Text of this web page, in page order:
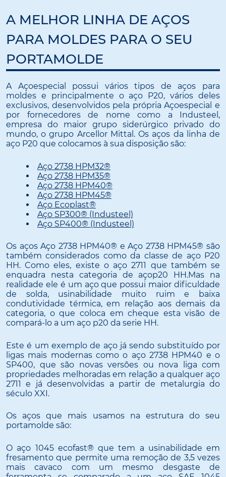
A MELHOR LINHA DE AÇOS
PARA MOLDES PARA O SEU
PORTAMOLDE
A Açoespecial possui vários tipos de aços para
moldes e principalmente o aço P20, vários deles
exclusivos, desenvolvidos pela própria Açoespecial e
por fornecedores de nome como a Industeel,
empresa do maior grupo siderúrgico privado do
mundo, o grupo Arcellor Mittal. Os aços da linha de
aço P20 que colocamos à sua disposição são:
Aço 2738 HPM32®
Aço 2738 HPM35®
Aço 2738 HPM40®
Aço 2738 HPM45®
Aço Ecoplast®
Aço SP300® (Industeel)
Aço SP400® (Industeel)
Os aços Aço 2738 HPM40® e Aço 2738 HPM45® são
também considerados como da classe de aço P20
HH. Como eles, existe o aço 2711 que também se
enquadra nesta categoria de açop20 HH.Mas na
realidade ele é um aço que possui maior dificuldade
de solda, usinabilidade muito ruim e baixa
condutividade térmica, em relação aos demais da
categoria, o que coloca em cheque esta visão de
compará-lo a um aço p20 da serie HH.
Este é um exemplo de aço já sendo substituído por
ligas mais modernas como o aço 2738 HPM40 e o
SP400, que são novas versões ou nova liga com
propriedades melhoradas em relação a qualquer aço
2711 e já desenvolvidas a partir de metalurgia do
século XXI.
Os aços que mais usamos na estrutura do seu
portamolde são:
O aço 1045 ecofast® que tem a usinabilidade em
fresamento que permite uma remoção de 3,5 vezes
mais cavaco com um mesmo desgaste de